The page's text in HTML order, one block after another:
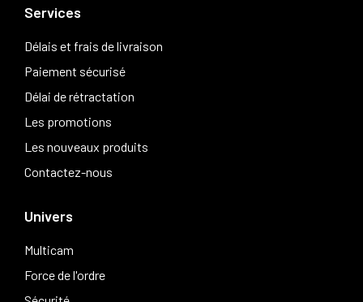
Services
Délais et frais de livraison
Paiement sécurisé
Délai de rétractation
Les promotions
Les nouveaux produits
Contactez-nous
Univers
Multicam
Force de l'ordre